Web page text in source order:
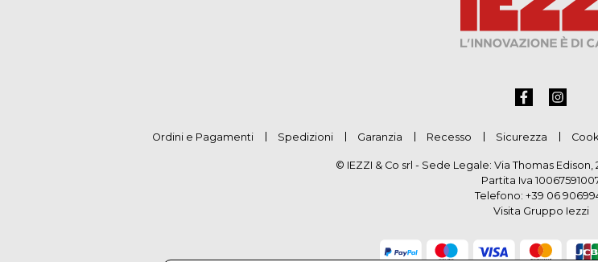
Ordini e Pagamenti Spedizioni Garanzia Recesso Sicurezza
© IEZZI & Co srl - Sede Legale: Via Thomas
Partita Iva
Telefono: +39 06
Visita Gruppo Iezzi